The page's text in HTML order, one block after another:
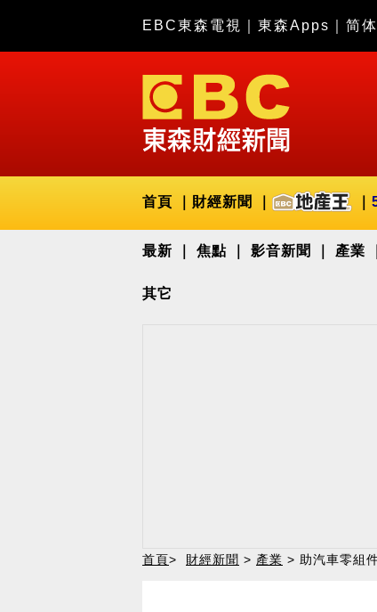
EBC東森電視 東森Apps 简体
首頁 財經新聞
最新 焦點 影音新聞 產業
其它
首頁> 財經新聞 > 產業 > 助汽車零組